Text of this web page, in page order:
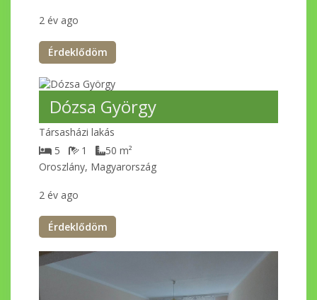
2 év ago
Érdeklődöm
Társasházi lakás
Dózsa György
Oroszlány, Magyarország
5 1 50 m²
2 év ago
Érdeklődöm